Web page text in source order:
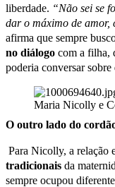
liberdade. “Não sei se
dar o máximo de amor,
afirma que sempre
no diálogo com a filha,
poderia conversar sobre
Maria Nicolly e
O outro lado do
Para Nicolly, a relação
tradicionais da
sempre ocupou